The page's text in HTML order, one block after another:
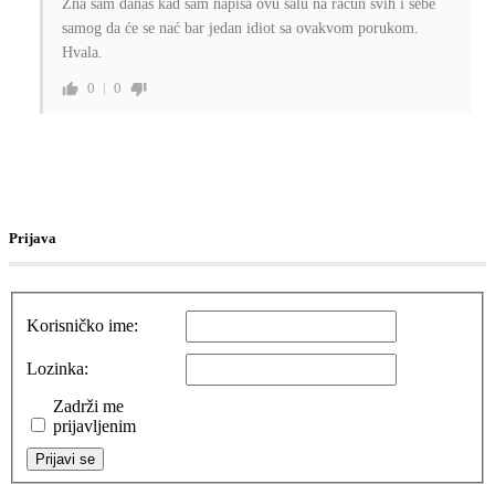
Zna sam danas kad sam napisa ovu šalu na račun svih i sebe
samog da će se nać bar jedan idiot sa ovakvom porukom.
Hvala.
0 0
Prijava
Korisničko ime:
Lozinka:
Zadrži me
prijavljenim
Prijavi se